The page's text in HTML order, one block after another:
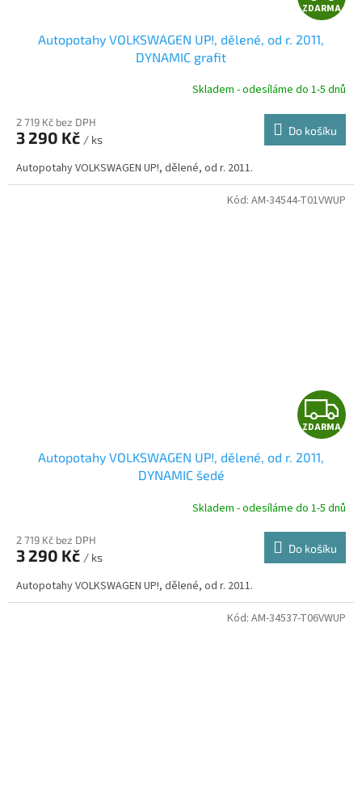
D
R
ZDARMA
Autopotahy VOLKSWAGEN UP!, dělené, od r. 2011,
DYNAMIC grafit
Skladem - odesíláme do 1-5 dnů
2 719 Kč bez DPH
3 290 Kč / ks
Do košíku
Autopotahy VOLKSWAGEN UP!, dělené, od r. 2011.
Z
D
R
ZDARMA
Autopotahy VOLKSWAGEN UP!, dělené, od r. 2011,
DYNAMIC šedé
Skladem - odesíláme do 1-5 dnů
2 719 Kč bez DPH
3 290 Kč / ks
Do košíku
Autopotahy VOLKSWAGEN UP!, dělené, od r. 2011.
Kód: AM-34544-T01VWUP
Kód: AM-34537-T06VWUP